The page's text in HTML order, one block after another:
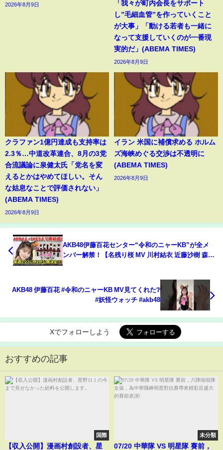
2026年8月9日
「我々が町内会長をサポート
し”毛細血管”を作っていくこと
が大事」「動ける若者も一緒に
なって支援していくのが一番現
実的だ」(ABEMA TIMES)
2026年8月9日
クラファン1億円達成も支持率は
2.3％…中道改革連合、8月の3党
合流議論に泉健太氏「党名を変
えるとかはやめてほしい。そん
な姑息なことで評価されない」
(ABEMA TIMES)
2026年8月9日
イラン 米国に補償求める ホルム
ズ海峡めぐる交渉は不透明に
(ABEMA TIMES)
2026年8月9日
AKB48伊藤百花センター“令和のニャーKB”が全メ
ンバー解禁！【名残り桜 MV 川村結衣 近藤沙樹 森川
AKB48 伊藤百花 #令和のニャーKB MV見てくれた❔
#妖怪ウォッチ #akb48
Xでフォローしよう
おすすめの記事
国際
【収入公開】漫画村創設者、星
未分類
07/20 中華隊 VS 明星隊 賽前，